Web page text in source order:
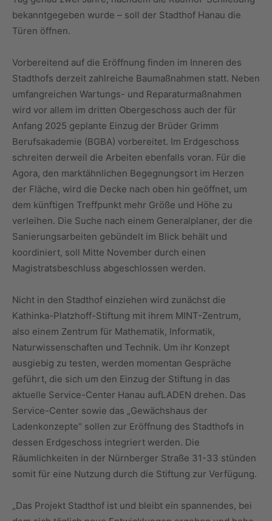
bekanntgegeben wurde – soll der Stadthof Hanau die
Türen öffnen.
Vorbereitend auf die Eröffnung finden im Inneren des
Stadthofs derzeit zahlreiche Baumaßnahmen statt. Neben
umfangreichen Wartungs- und Reparaturmaßnahmen
wird vor allem im dritten Obergeschoss auch der für
Anfang 2025 geplante Einzug der Brüder Grimm
Berufsakademie (BGBA) vorbereitet. Im Erdgeschoss
schreiten derweil die Arbeiten ebenfalls voran. Für die
Agora, den marktähnlichen Begegnungsort im Herzen
der Fläche, wird die Decke nach oben hin geöffnet, um
dem künftigen Treffpunkt mehr Größe und Höhe zu
verleihen. Die Suche nach einem Generalplaner, der die
Sanierungsarbeiten gebündelt im Blick behält und
koordiniert, soll Mitte November durch einen
Magistratsbeschluss abgeschlossen werden.
Nicht in den Stadthof einziehen wird zunächst die
Kathinka-Platzhoff-Stiftung mit ihrem MINT-Zentrum,
also einem Zentrum für Mathematik, Informatik,
Naturwissenschaften und Technik. Um ihr Konzept
ausgiebig zu testen, werden momentan Gespräche
geführt, die sich um den Einzug der Stiftung in das
aktuelle Service-Center Hanau aufLADEN drehen. Das
Service-Center sowie das „Gewächshaus der
Ladenkonzepte“ sollen zur Eröffnung des Stadthofs in
dessen Erdgeschoss integriert werden. Die
Räumlichkeiten in der Nürnberger Straße 31-33 stünden
somit für eine Nutzung durch die Stiftung zur Verfügung.
„Das Projekt Stadthof ist und bleibt ein spannendes, bei